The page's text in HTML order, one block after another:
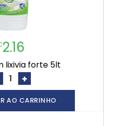
2.16
lixivia forte 5lt
+
AO CARRINHO